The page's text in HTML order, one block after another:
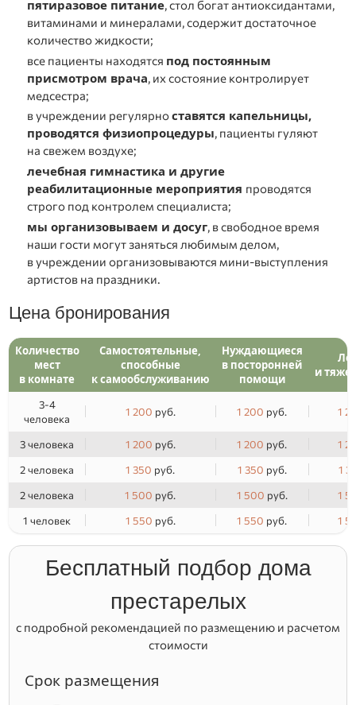
пятиразовое питание, стол богат антиоксидантами,
витаминами и минералами, содержит достаточное
количество жидкости;
все пациенты находятся под постоянным
присмотром врача , их состояние контролирует
медсестра;
в учреждении регулярноставятся капельницы,
проводятся физиопроцедуры, пациенты гуляют
на свежем воздухе;
лечебная гимнастика и другие
реабилитационные мероприятия проводятся
строго под контролем специалиста;
мы организовываем и досуг, в свободное время
наши гости могут заняться любимым делом,
в учреждении организовываются мини-выступления
артистов на праздники.
Цена бронирования
Количество
мест
в комнате
Самостоятельные,
способные
к самообслуживанию
Нуждающиеся
в посторонней
помощи
и
3-4
человека
1 200 руб. 1 200 руб. 1
3 человека 1 200 руб. 1 200 руб.
1
2 человека
1 350 руб. 1 350 руб.
1
2 человека
1 500 руб. 1 500 руб.
1
1 человек
1 550 руб. 1 550 руб. 1
Бесплатный подбор дома
престарелых
с подробной рекомендацией по размещению и расчетом
стоимости
Срок размещения